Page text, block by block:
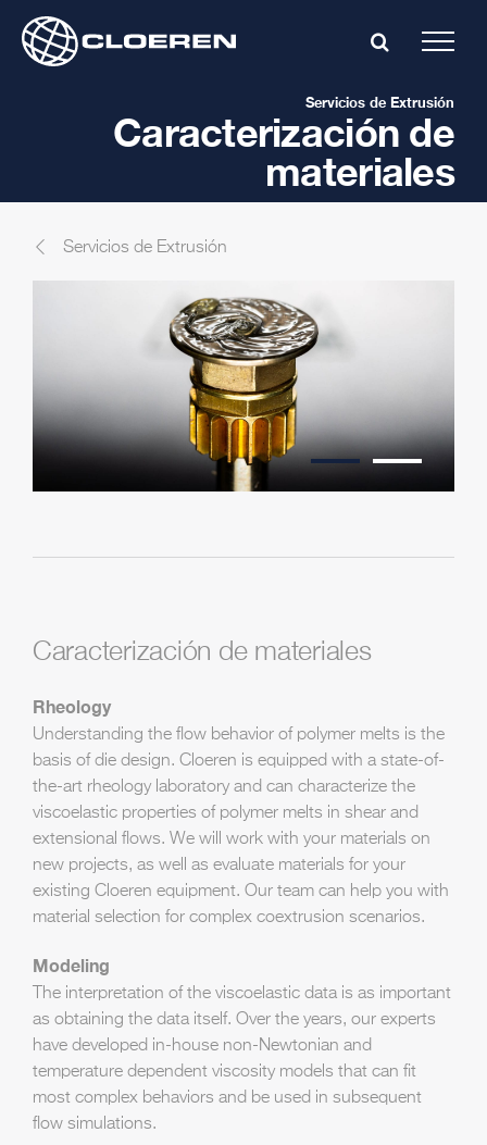
content
Caracterización de
materiales
Servicios de Extrusión
Caracterización de materiales
Rheology
Understanding the flow behavior of polymer melts is the
basis of die design. Cloeren is equipped with a state-of-
the-art rheology laboratory and can characterize the
viscoelastic properties of polymer melts in shear and
extensional flows. We will work with your materials on
new projects, as well as evaluate materials for your
existing Cloeren equipment. Our team can help you with
material selection for complex coextrusion scenarios.
Modeling
The interpretation of the viscoelastic data is as important
as obtaining the data itself. Over the years, our experts
have developed in-house non-Newtonian and
temperature dependent viscosity models that can fit
most complex behaviors and be used in subsequent
flow simulations.
Servicios de Extrusión